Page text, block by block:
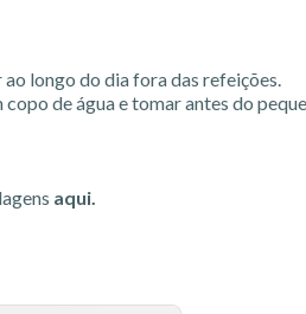
longo do dia fora das refeições.
de água e tomar antes do
aqui.